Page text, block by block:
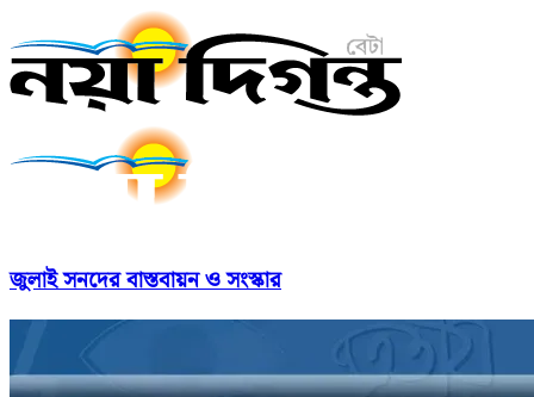
জুলাই সনদের বাস্তবায়ন ও সংস্কার